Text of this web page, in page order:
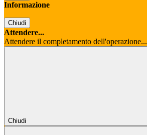
Informazione
Chiudi
Attendere...
Attendere il completamento dell'operazione...
Chiudi